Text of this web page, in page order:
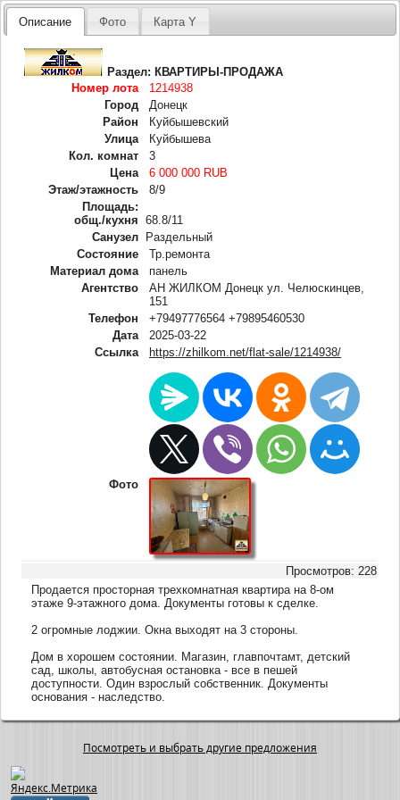
Описание Фото Карта Y
Раздел:КВАРТИРЫ-ПРОДАЖА
Номер лота
1214938
Город
Донецк
Район
Куйбышевский
Улица
Куйбышева
Кол. комнат
3
Цена
6 000 000 RUB
Этаж/этажность
8/9
Площадь:
общ./кухня
68.8/11
Санузел Раздельный
Состояние
Тр.ремонта
Материал дома
панель
Агентство
АН ЖИЛКОМ Донецк ул. Челюскинцев,
151
Телефон
+79497776564 +79895460530
Дата
2025-03-22
Ссылка
https://zhilkom.net/flat-sale/1214938/
Фото
Просмотров: 228
Продается просторная трехкомнатная квартира на 8-ом
этаже 9-этажного дома. Документы готовы к сделке.
2 огромные лоджии. Окна выходят на 3 стороны.
Дом в хорошем состоянии. Магазин, главпочтамт, детский
сад, школы, автобусная остановка - все в пешей
доступности. Один взрослый собственник. Документы
основания - наследство.
Посмотреть и выбрать другие предложения